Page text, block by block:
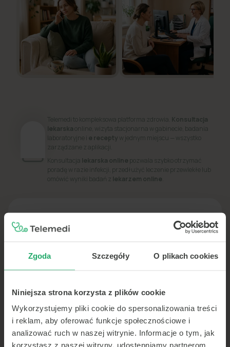
Zgoda Szczegóły O plikach cookies
Niniejsza strona korzysta z plików cookie
Wykorzystujemy pliki cookie do spersonalizowania treści
i reklam, aby oferować funkcje społecznościowe i
analizować ruch w naszej witrynie. Informacje o tym, jak
korzystasz z naszej witryny, udostępniamy partnerom
Telemedi to kompleksowa platforma zdrowia. Konsultacja
lekarskaonline, wizyta stacjonarna w gabinecie, badania
laboratoryjne i e recepty w jednym miejscu — wszystko
zarządzane z aplikacji.
Konsultacja lekarska online pozwala szybko otrzymać
poradę w razie infekcji, przedłużyć leczenie przewlekłe lub
omówić wyniki badań z lekarzem online